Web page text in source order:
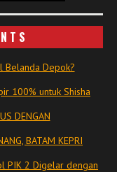
Belanda Depok?
100% untuk Shisha
DENGAN
BATAM KEPRI
PIK 2 Digelar dengan